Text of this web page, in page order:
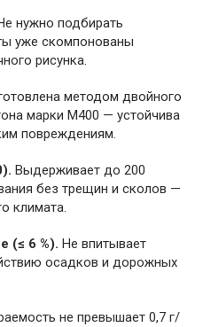
нужно подбирать
уже скомпонованы
рисунка.
методом двойного
марки М400 — устойчива
повреждениям.
Выдерживает до 200
без трещин и сколов —
климата.
(≤ 6 %). Не впитывает
осадков и дорожных
не превышает 0,7 г/